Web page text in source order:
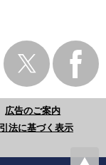
広告のご案内
法に基づく表示